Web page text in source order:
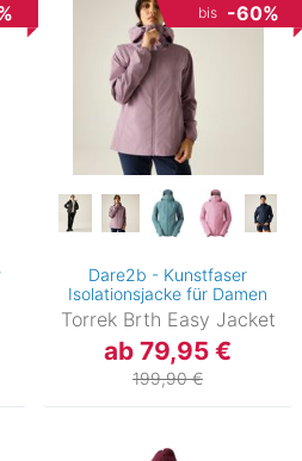
bis -60%
Dare2b - Kunstfaser
Isolationsjacke für Damen
Torrek Brth Easy Jacket
ab 79,95 €
199,90 €